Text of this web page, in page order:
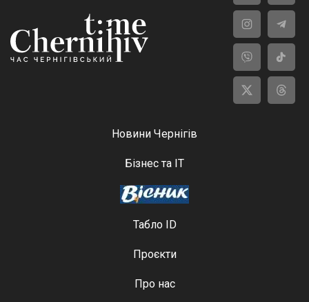
Новини Чернігів
Бізнес та ІТ
Табло ID
Проєкти
Про нас